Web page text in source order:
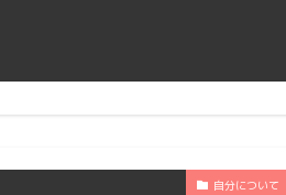
自分について